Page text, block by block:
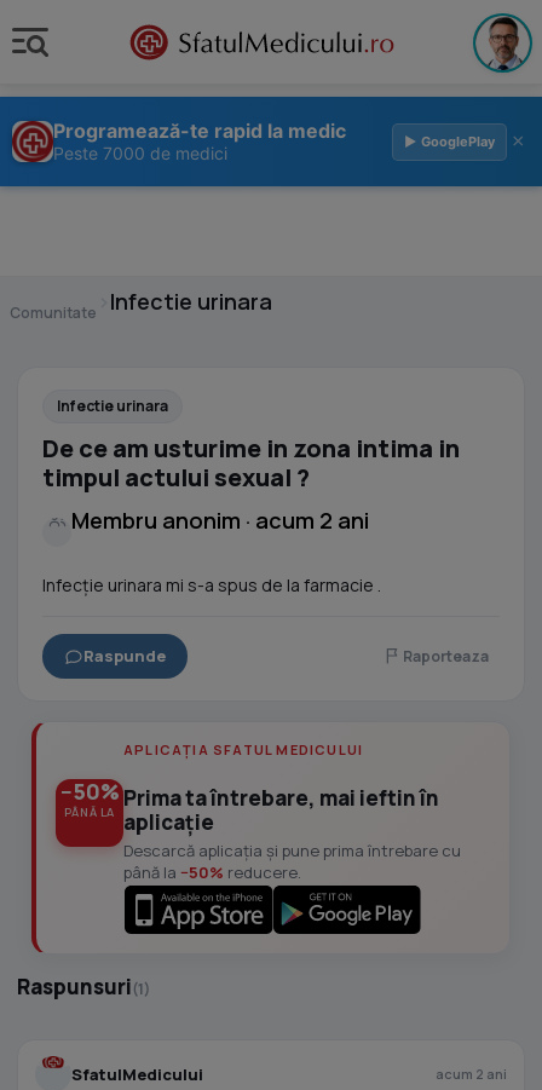
Programează-te rapid la medic
Peste 7000 de medici
▶ GooglePlay ×
Comunitate Infectie urinara
Infectie urinara
De ce am usturime in zona intima in
timpul actului sexual ?
Membru anonim · acum 2 ani
Infecție urinara mi s-a spus de la farmacie .
Raspunde Raporteaza
−50%
PÂNĂ LA
APLICAȚIA SFATUL MEDICULUI
Prima ta întrebare, mai ieftin în
aplicație
Descarcă aplicația și pune prima întrebare cu
până la −50% reducere.
Raspunsuri(1)
SfatulMedicului acum 2 ani